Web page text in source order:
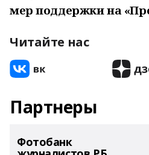
мер поддержки на
Читайте нас
Партнеры
Фотобанк